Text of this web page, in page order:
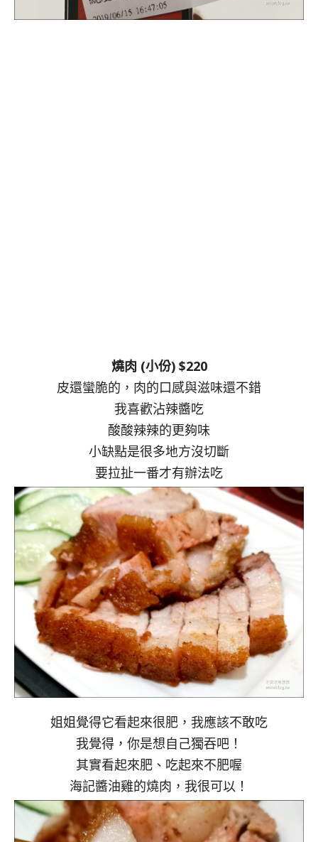
燒肉 (小份) $220
皮還蠻脆的，肉的口感與滋味還不錯
我喜歡沾辣醬吃
酸酸辣辣的更夠味
小缺點是很多地方沒切斷
要拉扯一番才有辦法吃
姐姐覺得它看起來很肥，我應該不敢吃
我覺得，你是想自己獨吞吧！
其實看起來肥、吃起來不肥喔
海記醬油雞的燒肉，我很可以！